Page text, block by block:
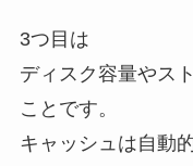
3つ目は
ディスク容量やス
ことです。
キャッシュは自動